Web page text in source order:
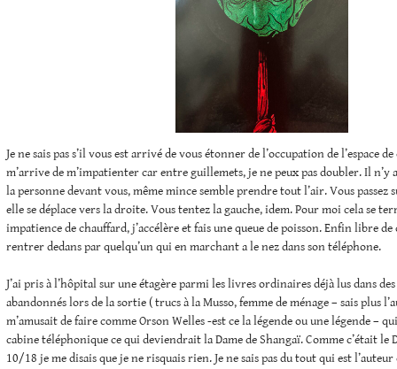
Je ne sais pas s’il vous est arrivé de vous étonner de l’occupation de l’espace
m’arrive de m’impatienter car entre guillemets, je ne peux pas doubler. Il n’y
la personne devant vous, même mince semble prendre tout l’air. Vous passez
elle se déplace vers la droite. Vous tentez la gauche, idem. Pour moi cela se
impatience de chauffard, j’accélère et fais une queue de poisson. Enfin libre
rentrer dedans par quelqu’un qui en marchant a le nez dans son téléphone.
J’ai pris à l’hôpital sur une étagère parmi les livres ordinaires déjà lus dans
abandonnés lors de la sortie ( trucs à la Musso, femme de ménage – sais plus
m’amusait de faire comme Orson Welles -est ce la légende ou une légende –
cabine téléphonique ce qui deviendrait la Dame de Shangaï. Comme c’était le
10/18 je me disais que je ne risquais rien. Je ne sais pas du tout qui est